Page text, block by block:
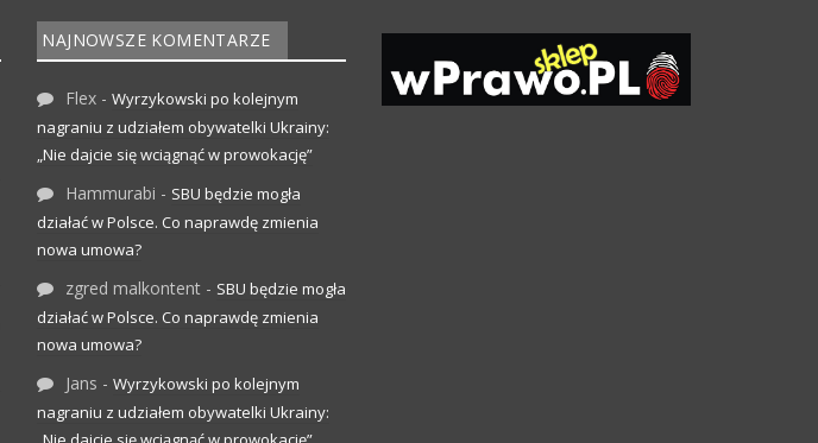
NAJNOWSZE KOMENTARZE
Flex - Wyrzykowski po kolejnym
nagraniu z udziałem obywatelki Ukrainy:
„Nie dajcie się wciągnąć w prowokację”
Hammurabi - SBU będzie mogła
działać w Polsce. Co naprawdę zmienia
nowa umowa?
zgred malkontent - SBU będzie mogła
działać w Polsce. Co naprawdę zmienia
nowa umowa?
Jans - Wyrzykowski po kolejnym
nagraniu z udziałem obywatelki Ukrainy: